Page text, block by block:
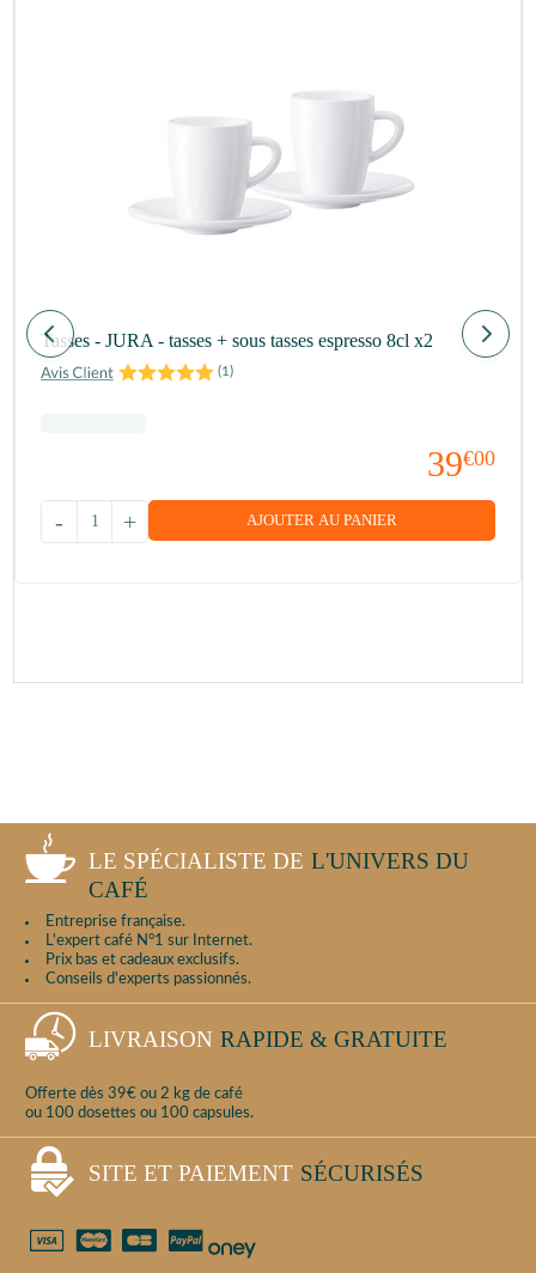
Tasses - JURA - tasses + sous tasses espresso 8cl x2
(1)
39€00
+
- AJOUTER AU PANIER
LE SPÉCIALISTE DE L'UNIVERS DU
CAFÉ
Entreprise française.
L'expert café N°1 sur Internet.
Prix bas et cadeaux exclusifs.
Conseils d'experts passionnés.
LIVRAISON RAPIDE & GRATUITE
Offerte dès 39€ ou 2 kg de café
ou 100 dosettes ou 100 capsules.
SITE ET PAIEMENT SÉCURISÉS